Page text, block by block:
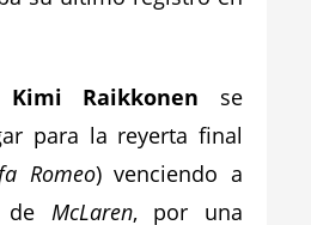
Kimi Raikkonen se
para la reyerta final
Romeo) venciendo a
McLaren, por una